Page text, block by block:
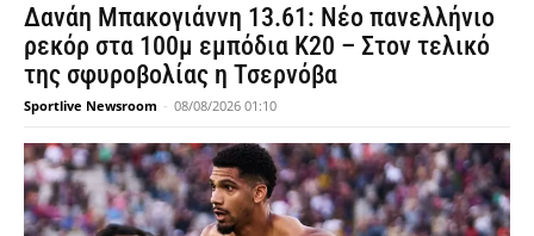
Δανάη Μπακογιάννη 13.61: Νέο πανελλήνιο
ρεκόρ στα 100μ εμπόδια Κ20 – Στον τελικό
της σφυροβολίας η Τσερνόβα
Sportlive Newsroom - 08/08/2026 01:10